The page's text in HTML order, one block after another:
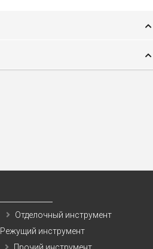
Отделочный инструмент
Режущий инструмент
Прочий инструмент